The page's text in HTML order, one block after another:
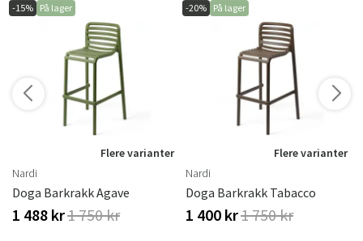
-15% På lager
Flere varianter
Nardi
Doga Barkrakk Agave
1 488 kr1 750 kr
-20% På lager
Flere varianter
Nardi
Doga Barkrakk Tabacco
1 400 kr1 750 kr